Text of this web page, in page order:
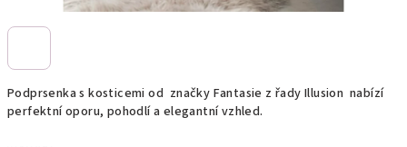
Podprsenka s kosticemi od značky Fantasie z řady Illusion nabízí
perfektní oporu, pohodlí a elegantní vzhled.